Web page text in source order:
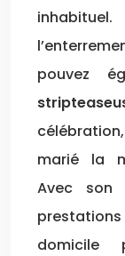
pouvez
marié la
Avec son
domicile